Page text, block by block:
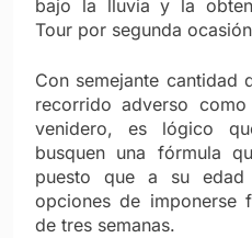
bajo la lluvia y la
Tour por segunda
Con semejante cantidad
recorrido adverso
venidero, es lógico
busquen una fórmula
puesto que a su
opciones de imponerse
de tres semanas.